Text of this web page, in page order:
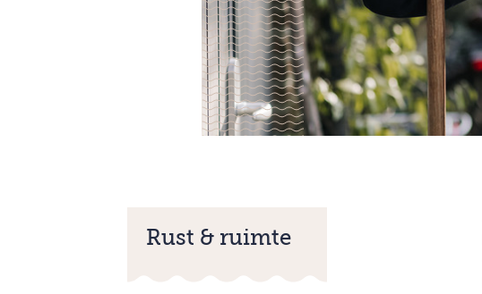
Rust & ruimte